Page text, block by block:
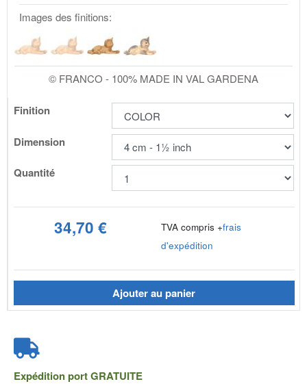
Images des finitions:
© FRANCO - 100% MADE IN VAL GARDENA
Finition
Dimension
Quantité
34,70 € TVA compris +frais
d'expédition
Ajouter au panier
Expédition portGRATUITE